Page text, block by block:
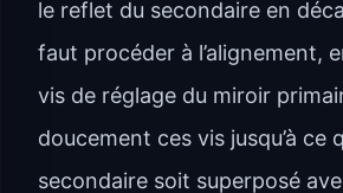
le reflet du secondaire en
faut procéder à l’alignement,
vis de réglage du miroir
doucement ces vis jusqu’à ce
secondaire soit superposé